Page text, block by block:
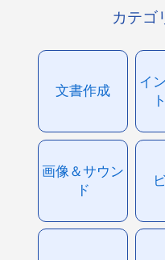
カテゴ
文書作成
イ
画像＆サウン
ド